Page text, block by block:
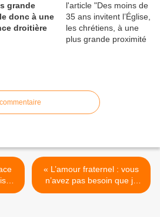
grande
donc à une
droitière
:
de
« L’amour fraternel : vous
n’avez pas besoin que je
vous en parle car vous avez